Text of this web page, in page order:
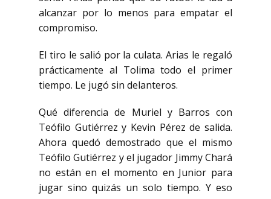
alcanzar por lo menos para empatar el
compromiso.
El tiro le salió por la culata. Arias le regaló
prácticamente al Tolima todo el primer
tiempo. Le jugó sin delanteros.
Qué diferencia de Muriel y Barros con
Teófilo Gutiérrez y Kevin Pérez de salida.
Ahora quedó demostrado que el mismo
Teófilo Gutiérrez y el jugador Jimmy Chará
no están en el momento en Junior para
jugar sino quizás un solo tiempo. Y eso